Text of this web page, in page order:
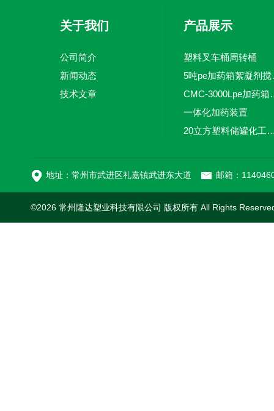
关于我们
公司简介
新闻动态
技术文章
产品展示
塑料叉车桶周转桶
5吨pe
CMC-
一体化加药装置
20立方塑料储罐化工储
地址：常州市武进区礼嘉镇武进东大道 邮箱：
©2026 常州隆达塑业科技有限公司 版权所有 All Rights